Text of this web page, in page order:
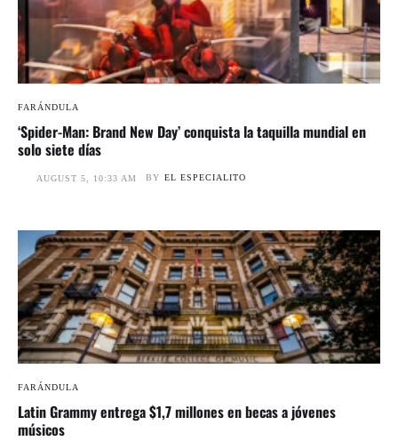
FARÁNDULA
‘Spider-Man: Brand New Day’ conquista la taquilla mundial en
solo siete días
AUGUST 5, 10:33 AM BY EL ESPECIALITO
FARÁNDULA
Latin Grammy entrega $1,7 millones en becas a jóvenes
músicos